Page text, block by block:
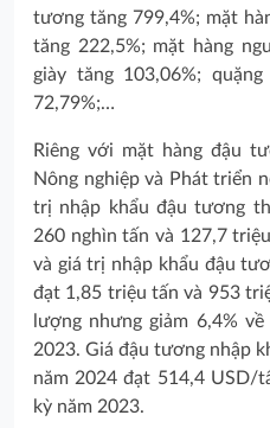
tương tăng 799,4%; mặt
tăng 222,5%; mặt hàng
giày tăng 103,06%;
72,79%;…
Riêng với mặt hàng đậu
Nông nghiệp và Phát triển
trị nhập khẩu đậu tương
260 nghìn tấn và 127,7
và giá trị nhập khẩu đậu
đạt 1,85 triệu tấn và 953
lượng nhưng giảm 6,4%
2023. Giá đậu tương nhập
năm 2024 đạt 514,4 USD/
kỳ năm 2023.